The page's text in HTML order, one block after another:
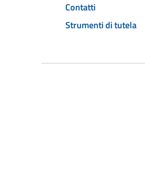
Contatti
Strumenti di tutela